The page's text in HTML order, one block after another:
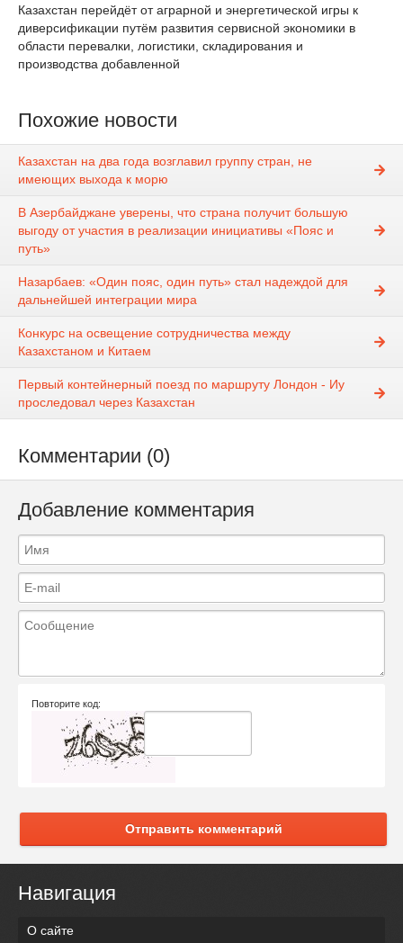
Казахстан перейдёт от аграрной и энергетической игры к
диверсификации путём развития сервисной экономики в
области перевалки, логистики, складирования и
производства добавленной
Похожие новости
Казахстан на два года возглавил группу стран, не
имеющих выхода к морю
В Азербайджане уверены, что страна получит большую
выгоду от участия в реализации инициативы «Пояс и
путь»
Назарбаев: «Один пояс, один путь» стал надеждой для
дальнейшей интеграции мира
Конкурс на освещение сотрудничества между
Казахстаном и Китаем
Первый контейнерный поезд по маршруту Лондон - Иу
проследовал через Казахстан
Комментарии (0)
Добавление комментария
Повторите код:
Отправить комментарий
Навигация
О сайте